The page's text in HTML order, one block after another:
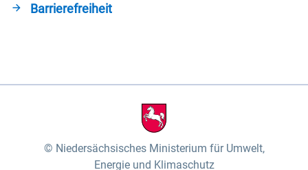
Barrierefreiheit
Niedersächsisches Ministerium für Umwelt,
Energie und Klimaschutz